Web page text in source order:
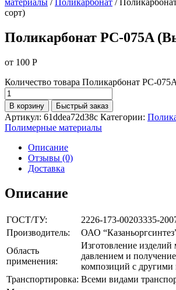
материалы /Поликарбонат /
сорт)
Поликарбонат РС-075A
от 100 Р
Количество товара Поликарбонат РС-
В корзину Быстрый заказ
Артикул: 61ddea72d38c Категории:
Полимерные материалы
Описание
Отзывы (0)
Доставка
Описание
ГОСТ/ТУ:
2226-173-00203335-
Производитель:
ОАО
Область
применения:
Изготовление изделий
давлением и
композиций с другими
Транспортировка: Всеми видами